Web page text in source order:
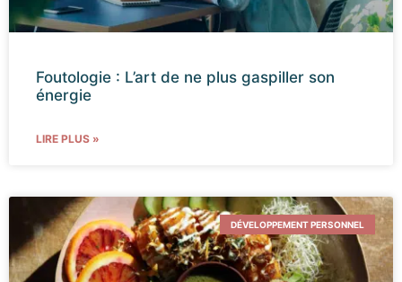
Foutologie : L’art de ne plus gaspiller son
énergie
LIRE PLUS »
DÉVELOPPEMENT PERSONNEL